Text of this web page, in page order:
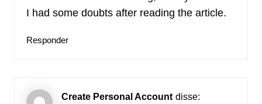
I had some doubts after reading the article.
Responder
Create Personal Account disse: